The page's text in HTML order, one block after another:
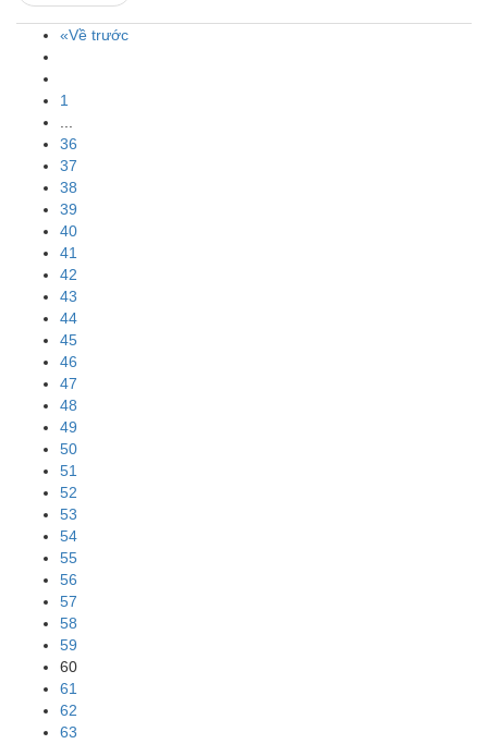
«Về trước
1
...
36
37
38
39
40
41
42
43
44
45
46
47
48
49
50
51
52
53
54
55
56
57
58
59
60
61
62
63